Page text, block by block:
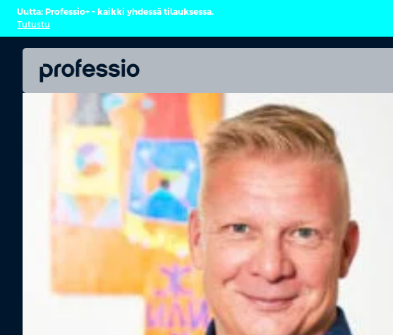
Uutta: Professio+ – kaikki yhdessä tilauksessa.
Tutustu